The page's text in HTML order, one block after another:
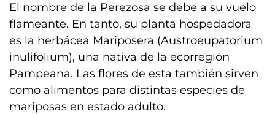
El nombre de la Perezosa se debe a su vuelo
flameante. En tanto, su planta hospedadora
es la herbácea Mariposera (Austroeupatorium
inulifolium), una nativa de la ecorregión
Pampeana. Las flores de esta también sirven
como alimentos para distintas especies de
mariposas en estado adulto.